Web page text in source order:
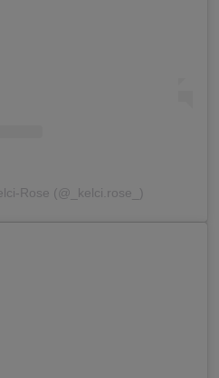
Rose (@_kelci.rose_)